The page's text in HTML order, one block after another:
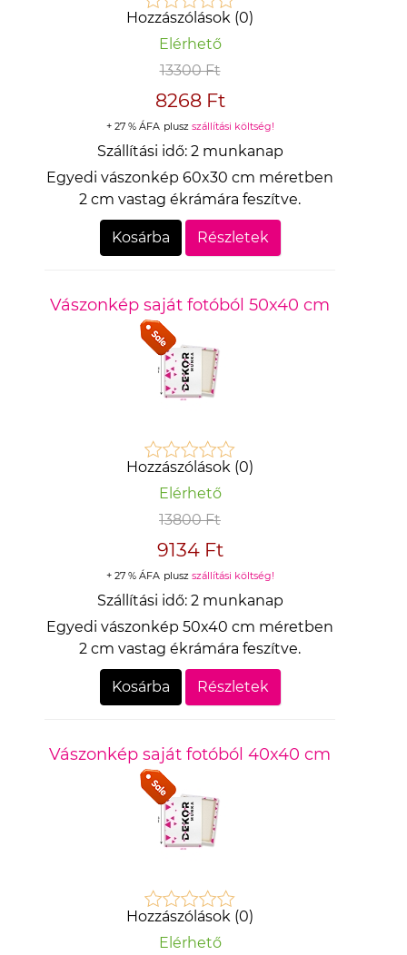
Hozzászólások (0)
Elérhető
13300 Ft
8268 Ft
+ 27 % ÁFA plusz szállítási költség!
Szállítási idő: 2 munkanap
Egyedi vászonkép 60x30 cm méretben
2 cm vastag ékrámára feszítve.
Kosárba Részletek
Vászonkép saját fotóból 50x40 cm
Hozzászólások (0)
Elérhető
13800 Ft
9134 Ft
+ 27 % ÁFA plusz szállítási költség!
Szállítási idő: 2 munkanap
Egyedi vászonkép 50x40 cm méretben
2 cm vastag ékrámára feszítve.
Kosárba Részletek
Vászonkép saját fotóból 40x40 cm
Hozzászólások (0)
Elérhető